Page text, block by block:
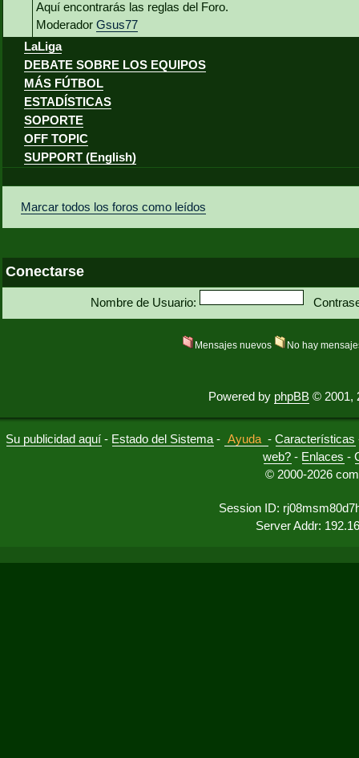
Aquí encontrarás las reglas del Foro.
Moderador Gsus77
LaLiga
DEBATE SOBRE LOS EQUIPOS
MÁS FÚTBOL
ESTADÍSTICAS
SOPORTE
OFF TOPIC
SUPPORT (English)
Marcar todos los foros como leídos
Conectarse
Nombre de Usuario:
Mensajes nuevos No hay
Powered by phpBB © 2001,
Su publicidad aquí - Estado del Sistema - Ayuda -Características
web? - Enlaces -
© 2000-2026
Session ID:
Server Addr: